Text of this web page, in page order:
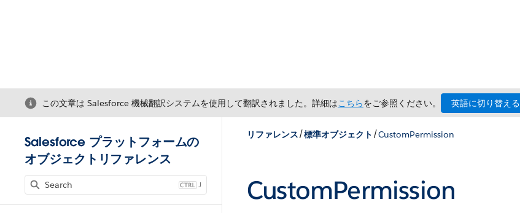
この文章は Salesforce 機械翻訳システムを使用して翻訳されました。詳細はこちらをご参照ください。 英語に切り替える
Salesforce プラットフォームの
オブジェクトリファレンス
J
リファレンス/標準オブジェクト /CustomPermission
CustomPermission